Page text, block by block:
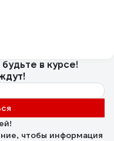
в курсе!
чтобы информация